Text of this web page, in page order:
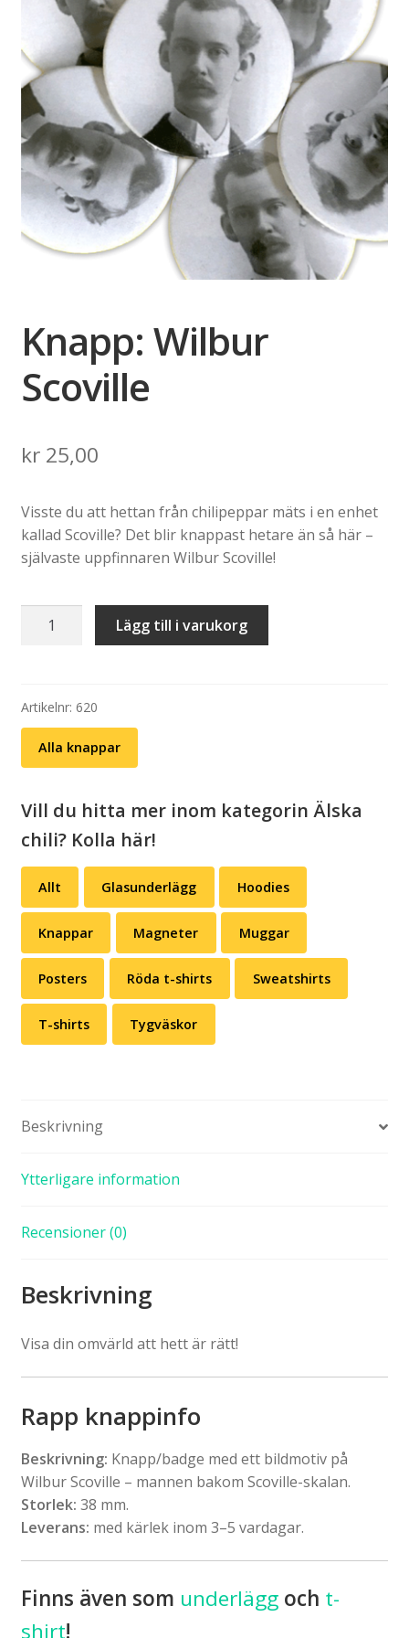
Knapp: Wilbur
Scoville
kr25,00
Visste du att hettan från chilipeppar mäts i en enhet
kallad Scoville? Det blir knappast hetare än så här –
självaste uppfinnaren Wilbur Scoville!
Knapp:
Wilbur
Lägg till i varukorg
Artikelnr: 620
Alla knappar
Vill du hitta mer inom kategorin Älska
chili? Kolla här!
Allt Glasunderlägg Hoodies
Knappar Magneter Muggar
Posters Röda t-shirts Sweatshirts
T-shirts Tygväskor
Beskrivning
Ytterligare information
Recensioner (0)
Beskrivning
Visa din omvärld att hett är rätt!
Rapp knappinfo
Beskrivning: Knapp/badge med ett bildmotiv på
Wilbur Scoville – mannen bakom Scoville-skalan.
Storlek: 38 mm.
Leverans: med kärlek inom 3–5 vardagar.
Finns även som underläggoch t-
shirt!